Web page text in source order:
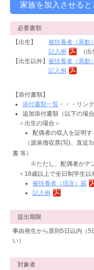
家族を加入させると
必要書類
【出生】 被扶養者（異動
記入例
（出
【出生以外】 被扶養者（異動
記入例
【添付書類】
添付書類一覧 ・・・リン
追加添付書類（以下の場合
＜出生の場合＞
配偶者の収入を証明す
（源泉徴収票(写)、直近3
書 等）
※ただし、配偶者がデン
＜18歳以上で全日制学生以
被扶養者（現況）届
記入例
提出期限
事由発生から原則5日以内（5
い）
対象者